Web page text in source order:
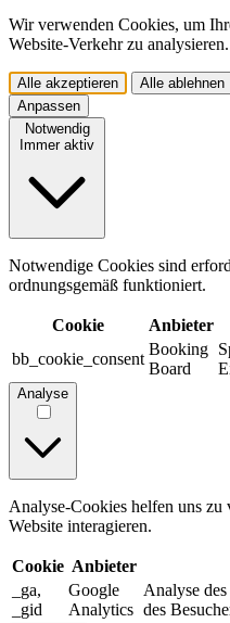
Wir verwenden Cookies, um
Website-Verkehr zu analysieren.
Alle akzeptieren
Alle ablehnen
Anpassen
Notwendig
Immer aktiv
Notwendige Cookies sind
ordnungsgemäß funktioniert.
Cookie Anbieter
bb_cookie_consent
Booking
Board
Analyse
Analyse-Cookies helfen uns zu
Website interagieren.
Cookie Anbieter
_ga,
_gid
Google
Analytics
Analyse
des